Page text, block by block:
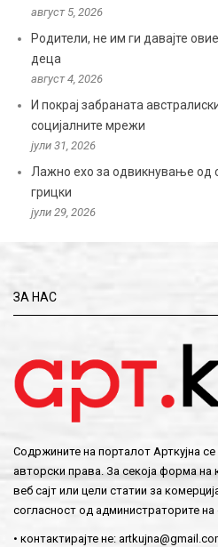
август 5, 2026
Родители, не им ги давајте
деца
август 4, 2026
И покрај забраната
социјалните мрежи
јули 31, 2026
Лажно ехо за одвикнување од
грицки
јули 29, 2026
ЗА НАС
Содржините на порталот Арткујна
авторски права. За секоја форма
веб сајт или цели статии за
согласност од администраторите на
• контактирајте не: